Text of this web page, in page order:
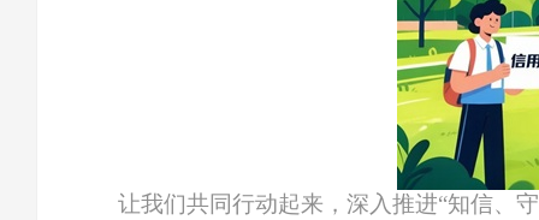
让我们共同行动起来，深入推进“知信、